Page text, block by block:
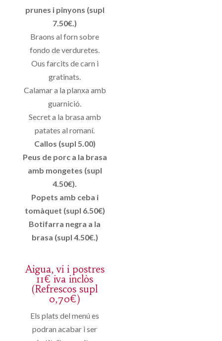
prunes i pinyons (supl
7.50€.)
Braons al forn sobre
fondo de verduretes.
Ous farcits de carn i
gratinats.
Calamar a la planxa amb
guarnició.
Secret a la brasa amb
patates al romaní.
Callos (supl 5.00)
Peus de porc a la brasa
amb mongetes (supl
4.50€).
Popets amb ceba i
tomàquet (supl 6.50€)
Botifarra negra a la
brasa (supl 4.50€.)
Aigua, vi i postres
11€ iva inclòs
(Refrescos supl
0,70€)
Els plats del menú es
podran acabar i ser